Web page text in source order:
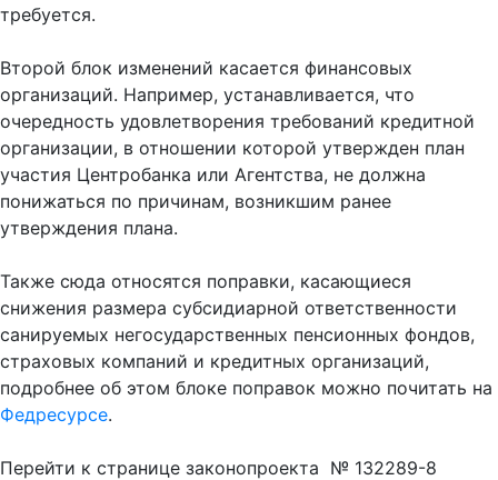
требуется.
Второй блок изменений касается финансовых
организаций. Например, устанавливается, что
очередность удовлетворения требований кредитной
организации, в отношении которой утвержден план
участия Центробанка или Агентства, не должна
понижаться по причинам, возникшим ранее
утверждения плана.
Также сюда относятся поправки, касающиеся
снижения размера субсидиарной ответственности
санируемых негосударственных пенсионных фондов,
страховых компаний и кредитных организаций,
подробнее об этом блоке поправок можно почитать на
Федресурсе.
Перейти к странице законопроекта № 132289-8